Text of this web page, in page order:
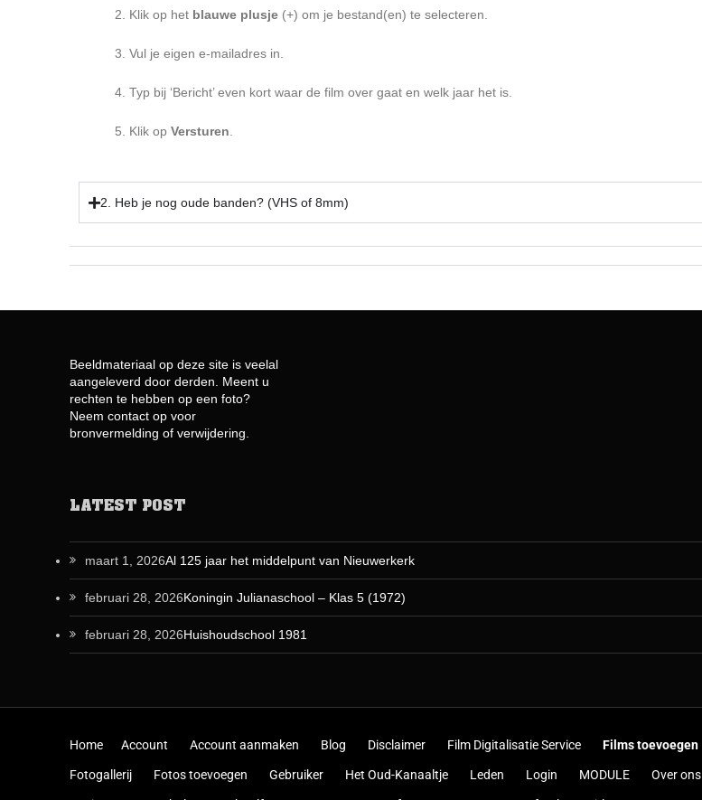
Klik op het blauwe plusje (+) om je bestand(en) te selecteren.
Vul je eigen e-mailadres in.
Typ bij ‘Bericht’ even kort waar de film over gaat en welk jaar het is.
Klik op Versturen.
2. Heb je nog oude banden? (VHS of 8mm)
Beeldmateriaal op deze site is veelal
aangeleverd door derden. Meent u
rechten te hebben op een foto?
Neem contact op voor
bronvermelding of verwijdering.
LATEST POST
Al 125 jaar het middelpunt van Nieuwerkerk
maart 1, 2026
Koningin Julianaschool – Klas 5 (1972)
februari 28, 2026
Huishoudschool 1981
februari 28, 2026
Skip to content
Home Account Account aanmaken Blog Disclaimer Film Digitalisatie Service Films toevoegen
Fotogallerij Fotos toevoegen Gebruiker Het Oud-Kanaaltje Leden Login MODULE Over ons